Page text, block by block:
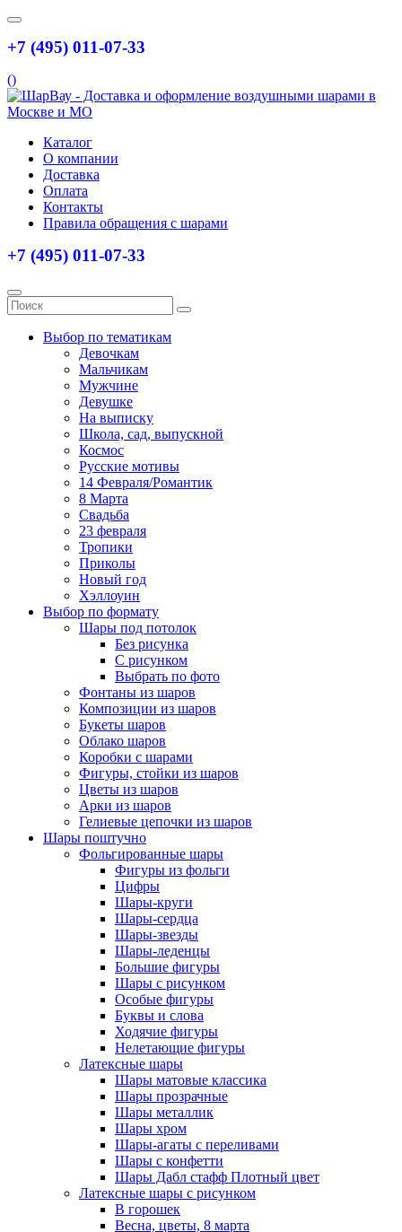
+7 (495) 011-07-33
()
Каталог
О компании
Доставка
Оплата
Контакты
Правила обращения с шарами
+7 (495) 011-07-33
Выбор по тематикам
Девочкам
Мальчикам
Мужчине
Девушке
На выписку
Школа, сад, выпускной
Космос
Русские мотивы
14 Февраля/Романтик
8 Марта
Свадьба
23 февраля
Тропики
Приколы
Новый год
Хэллоуин
Выбор по формату
Шары под потолок
Без рисунка
С рисунком
Выбрать по фото
Фонтаны из шаров
Композиции из шаров
Букеты шаров
Облако шаров
Коробки с шарами
Фигуры, стойки из шаров
Цветы из шаров
Арки из шаров
Гелиевые цепочки из шаров
Шары поштучно
Фольгированные шары
Фигуры из фольги
Цифры
Шары-круги
Шары-сердца
Шары-звезды
Шары-леденцы
Большие фигуры
Шары с рисунком
Особые фигуры
Буквы и слова
Ходячие фигуры
Нелетающие фигуры
Латексные шары
Шары матовые классика
Шары прозрачные
Шары металлик
Шары хром
Шары-агаты с переливами
Шары с конфетти
Шары Дабл стафф Плотный цвет
Латексные шары с рисунком
В горошек
Весна, цветы, 8 марта